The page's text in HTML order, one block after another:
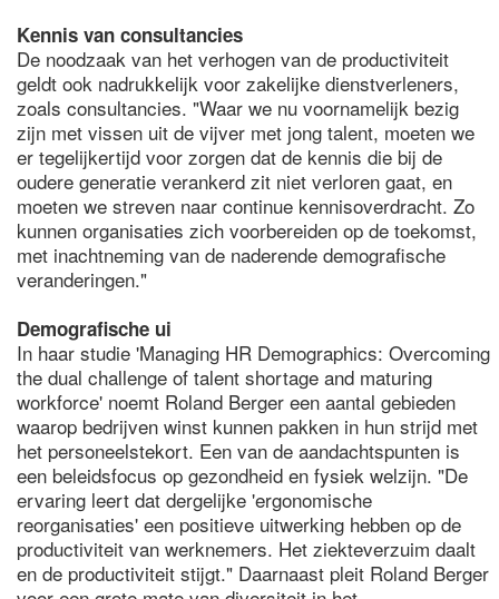
Kennis van consultancies
De noodzaak van het verhogen van de productiviteit
geldt ook nadrukkelijk voor zakelijke dienstverleners,
zoals consultancies. "Waar we nu voornamelijk bezig
zijn met vissen uit de vijver met jong talent, moeten we
er tegelijkertijd voor zorgen dat de kennis die bij de
oudere generatie verankerd zit niet verloren gaat, en
moeten we streven naar continue kennisoverdracht. Zo
kunnen organisaties zich voorbereiden op de toekomst,
met inachtneming van de naderende demografische
veranderingen."
Demografische ui
In haar studie 'Managing HR Demographics: Overcoming
the dual challenge of talent shortage and maturing
workforce' noemt Roland Berger een aantal gebieden
waarop bedrijven winst kunnen pakken in hun strijd met
het personeelstekort. Een van de aandachtspunten is
een beleidsfocus op gezondheid en fysiek welzijn. "De
ervaring leert dat dergelijke 'ergonomische
reorganisaties' een positieve uitwerking hebben op de
productiviteit van werknemers. Het ziekteverzuim daalt
en de productiviteit stijgt." Daarnaast pleit Roland Berger